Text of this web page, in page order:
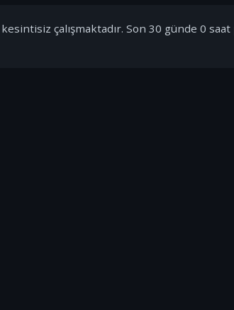
çalışmaktadır. Son 30 günde 0